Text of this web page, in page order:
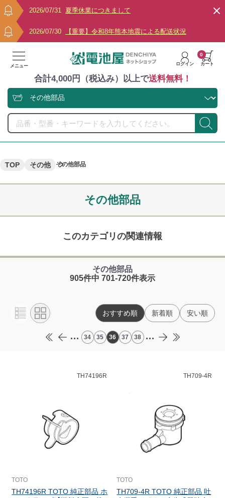
2026/07/31 夏季休業につきまして
2026/07/30 【重要】令和8年熊本地震による配送状況
メニュー ログイン カート
0
合計4,000円（税込み）以上で送料無料！
TOP その他 その他部品
その他部品
このカテゴリの関連情報
その他部品
905件中 701-720件表示
... 34 35 36 37 38 ...
おすすめ順 新着順 安い順
TH74196R
TOTO
TH74196R TOTO 純正部品 ホ
TH709-4R
TOTO
TH709-4R TOTO 純正部品 吐